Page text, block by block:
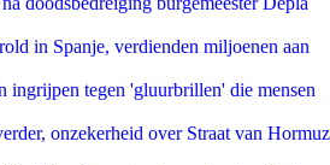
in Spanje, verdienden miljoenen aan
tegen 'gluurbrillen' die mensen
onzekerheid over Straat van Hormuz